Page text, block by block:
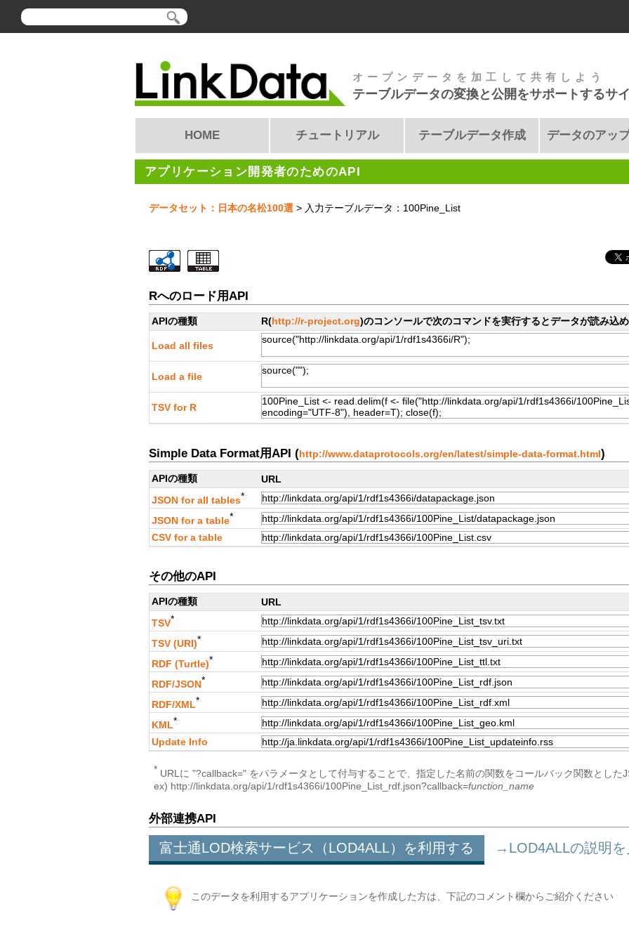
オープンデータを加工して共有しよう
テーブルデータの変換と公開をサポートするサ
HOME チュートリアル テーブルデータ作成 データのアッ
アプリケーション開発者のためのAPI
データセット：日本の名松100選 > 入力テーブルデータ：100Pine_List
Rへのロード用API
APIの種類 R(http://r-project.org)のコンソールで次のコマンドを実行するとデータが読み込
Load all files
Load a file
TSV for R
Simple Data Format用API (http://www.dataprotocols.org/en/latest/simple-data-format.html)
APIの種類
URL
JSON for all tables*
JSON for a table*
CSV for a table
その他のAPI
APIの種類
URL
TSV*
TSV (URI)*
RDF (Turtle)*
RDF/JSON*
RDF/XML*
KML*
Update Info
* URLに "?callback=" をパラメータとして付与することで、指定した名前の関数をコールバック関数とした
ex) http://linkdata.org/api/1/rdf1s4366i/100Pine_List_rdf.json?callback=function_name
外部連携API
富士通LOD検索サービス（LOD4ALL）を利用する →LOD4ALLの説明を
このデータを利用するアプリケーションを作成した方は、下記のコメント欄からご紹介ください